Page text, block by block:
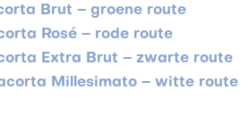
Brut – groene route
Rosé – rode route
Extra Brut – zwarte route
Millesimato – witte route